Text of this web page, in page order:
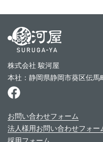
株式会社 駿河屋
本社：静岡県静岡市葵区伝
お問い合わせフォーム
法人様用お問い合わせフォー